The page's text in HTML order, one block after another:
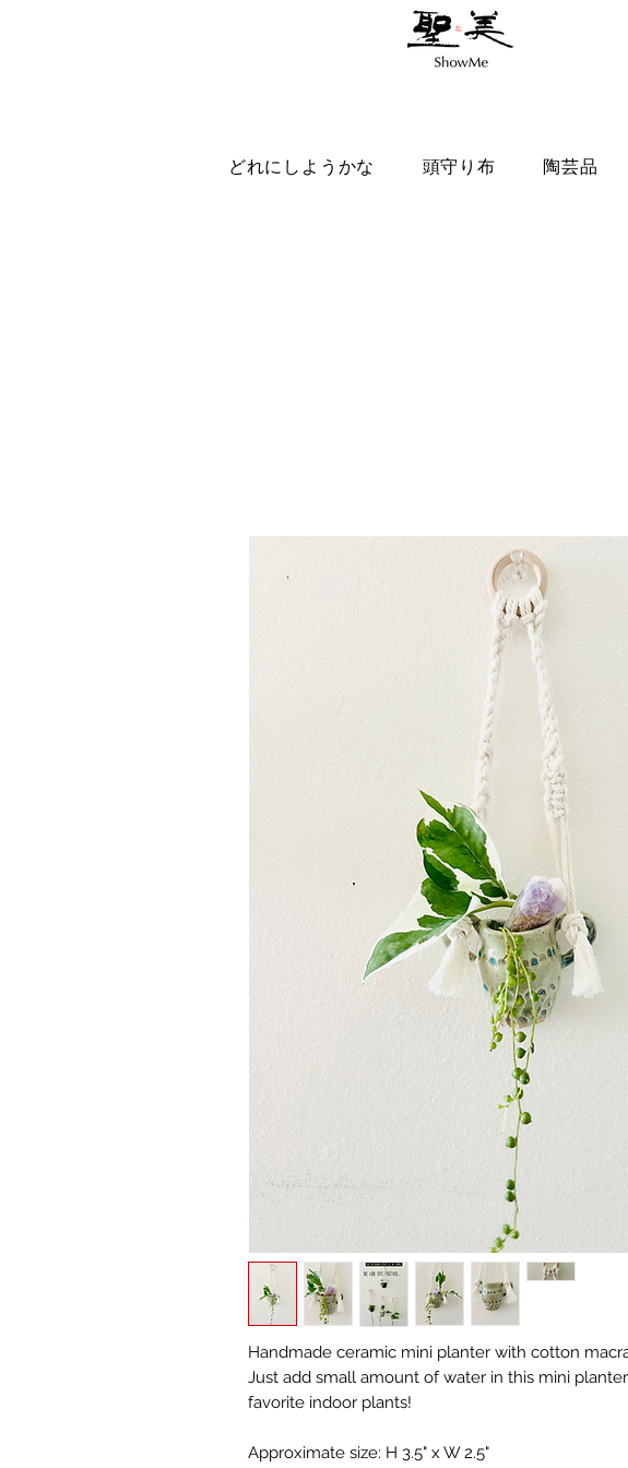
どれにしようかな 頭守り布 陶芸品
Handmade ceramic mini planter with cotton
Just add small amount of water in this mini
favorite indoor plants!
Approximate size: H 3.5" x W 2.5"